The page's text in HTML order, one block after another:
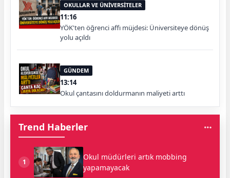
OKULLAR VE ÜNİVERSİTELER
11:16
YÖK'ten öğrenci affı müjdesi: Üniversiteye dönüş
yolu açıldı
GÜNDEM
13:14
Okul çantasını doldurmanın maliyeti arttı
Trend Haberler
1
Okul müdürleri artık mobbing
yapamayacak